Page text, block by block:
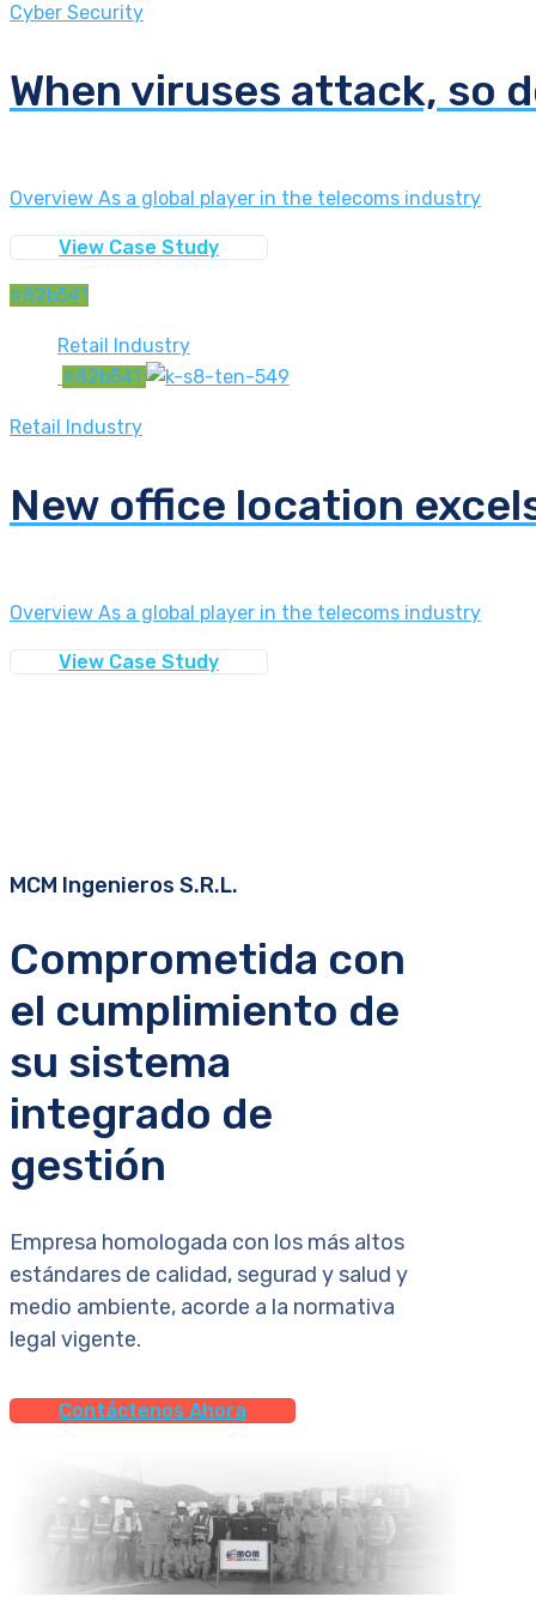
Cyber Security
When viruses attack, so
Overview As a global player in the telecoms industry
View Case Study
#82b541
Retail Industry
#82b541
Retail Industry
New office location
Overview As a global player in the telecoms industry
View Case Study
MCM Ingenieros S.R.L.
Comprometida con
el cumplimiento de
su sistema
integrado de
gestión
Empresa homologada con los más altos
estándares de calidad, segurad y salud y
medio ambiente, acorde a la normativa
legal vigente.
Contáctenos Ahora